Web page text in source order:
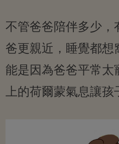
不管爸爸陪伴多少，
爸更親近，睡覺都想
能是因為爸爸平常太
上的荷爾蒙氣息讓孩